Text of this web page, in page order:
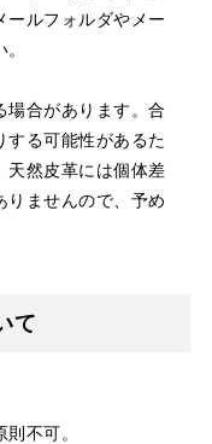
ールフォルダやメー
場合があります。合
する可能性があるた
天然皮革には個体差
りませんので、予め
て
不可。